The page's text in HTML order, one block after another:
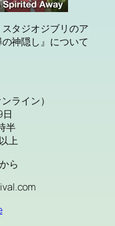
タジオジブリのア
神隠し』について
ライン）
半
上
ら